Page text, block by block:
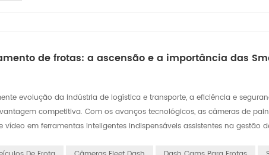
de frotas: a ascensão e a importância das
evolução da indústria de logística e transporte, a eficiência e
competitiva. Com os avanços tecnológicos, as câmeras de
em ferramentas inteligentes indispensáveis assistentes na gestão